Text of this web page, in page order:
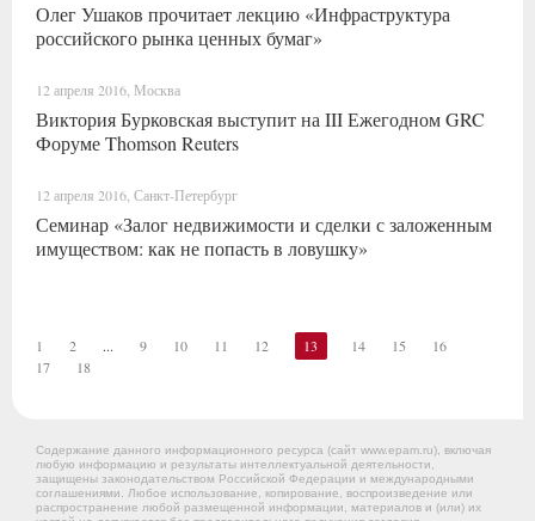
Олег Ушаков прочитает лекцию «Инфраструктура
российского рынка ценных бумаг»
12 апреля 2016, Москва
Виктория Бурковская выступит на III Ежегодном GRC
Форуме Thomson Reuters
12 апреля 2016, Санкт-Петербург
Семинар «Залог недвижимости и сделки с заложенным
имуществом: как не попасть в ловушку»
1 2 ... 9 10 11 12 13 14 15
16
17
18
Содержание данного информационного ресурса (сайт www.epam.ru), включая
любую информацию и результаты интеллектуальной деятельности,
защищены законодательством Российской Федерации и международными
соглашениями. Любое использование, копирование, воспроизведение или
распространение любой размещенной информации, материалов и (или) их